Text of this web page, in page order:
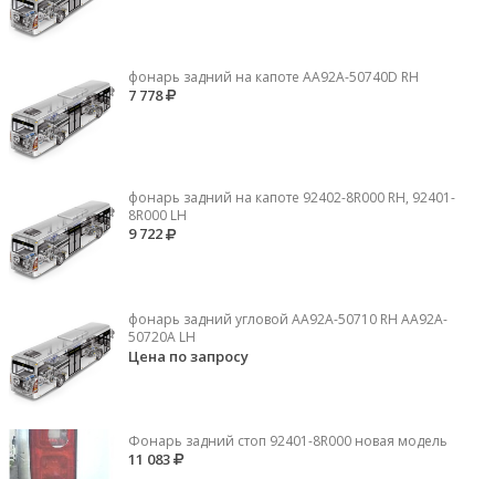
фонарь задний на капоте AA92A-50740D RH
7 778
фонарь задний на капоте 92402-8R000 RH, 92401-
8R000 LH
9 722
фонарь задний угловой AA92A-50710 RH AA92A-
50720A LH
Цена по запросу
Фонарь задний стоп 92401-8R000 новая модель
11 083